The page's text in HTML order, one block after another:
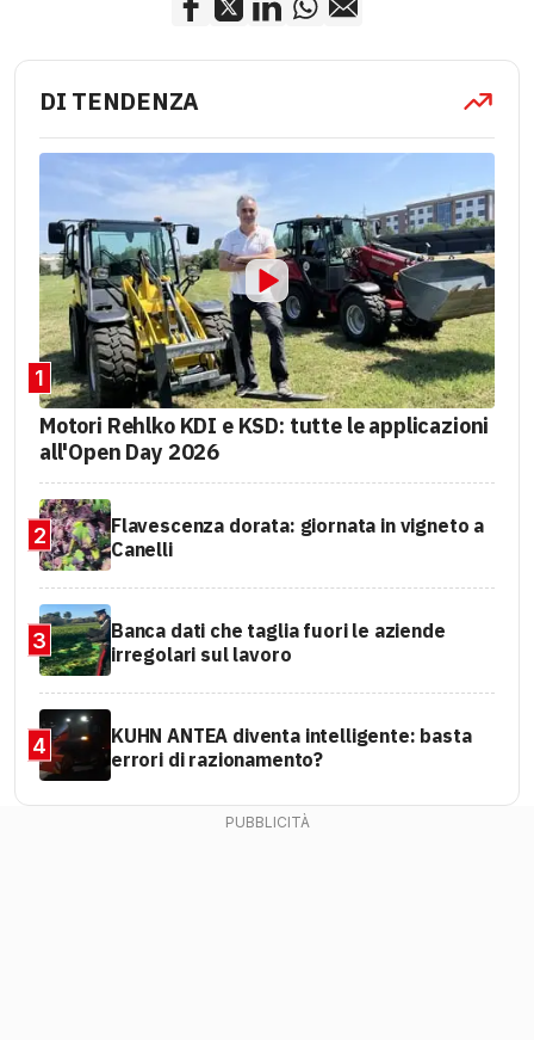
DI TENDENZA
1
Motori Rehlko KDI e KSD: tutte le applicazioni
all'Open Day 2026
2
Flavescenza dorata: giornata in vigneto a
Canelli
3
Banca dati che taglia fuori le aziende
irregolari sul lavoro
4
KUHN ANTEA diventa intelligente: basta
errori di razionamento?